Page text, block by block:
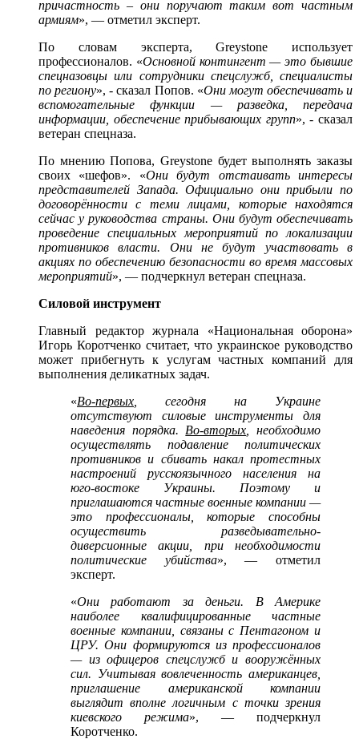
причастность – они поручают таким вот частным
армиям», — отметил эксперт.
По словам эксперта, Greystone использует
профессионалов. «Основной контингент — это бывшие
спецназовцы или сотрудники спецслужб, специалисты
по региону», - сказал Попов. «Они могут обеспечивать и
вспомогательные функции — разведка, передача
информации, обеспечение прибывающих групп», - сказал
ветеран спецназа.
По мнению Попова, Greystone будет выполнять заказы
своих «шефов». «Они будут отстаивать интересы
представителей Запада. Официально они прибыли по
договорённости с теми лицами, которые находятся
сейчас у руководства страны. Они будут обеспечивать
проведение специальных мероприятий по локализации
противников власти. Они не будут участвовать в
акциях по обеспечению безопасности во время массовых
мероприятий», — подчеркнул ветеран спецназа.
Силовой инструмент
Главный редактор журнала «Национальная оборона»
Игорь Коротченко считает, что украинское руководство
может прибегнуть к услугам частных компаний для
выполнения деликатных задач.
«Во-первых , сегодня на Украине
отсутствуют силовые инструменты для
наведения порядка. Во-вторых , необходимо
осуществлять подавление политических
противников и сбивать накал протестных
настроений русскоязычного населения на
юго-востоке Украины. Поэтому и
приглашаются частные военные компании —
это профессионалы, которые способны
осуществить разведывательно-
диверсионные акции, при необходимости
политические убийства», — отметил
эксперт.
«Они работают за деньги. В Америке
наиболее квалифицированные частные
военные компании, связаны с Пентагоном и
ЦРУ. Они формируются из профессионалов
— из офицеров спецслужб и вооружённых
сил. Учитывая вовлеченность американцев,
приглашение американской компании
выглядит вполне логичным с точки зрения
киевского режима», — подчеркнул
Коротченко.